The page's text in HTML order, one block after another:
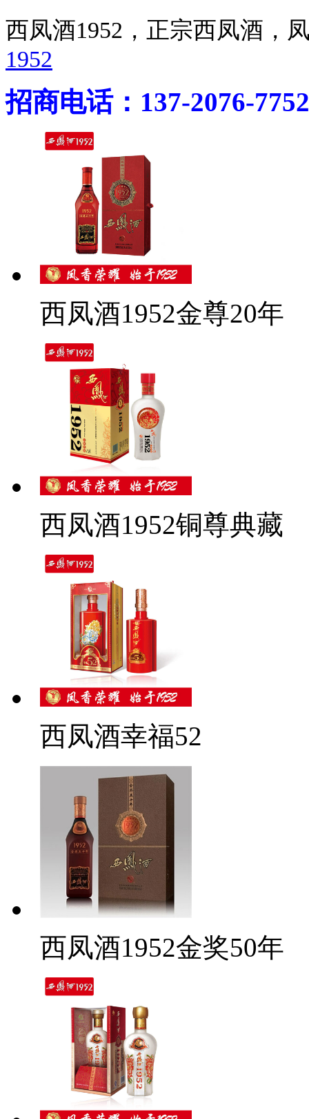
西凤酒1952，正宗西凤酒
1952
招商电话：137-2076-7752
西凤酒1952金尊20年
西凤酒1952铜尊典藏
西凤酒幸福52
西凤酒1952金奖50年